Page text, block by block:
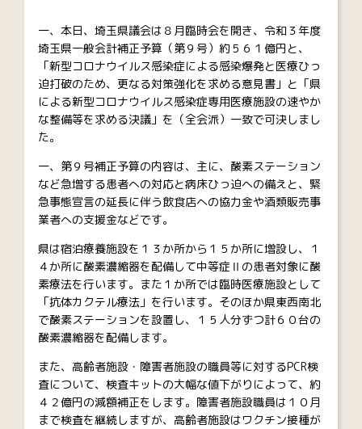
一、本日、埼玉県議会は８月臨時会を開き、令和３年度
埼玉県一般会計補正予算（第９号）約５６１億円と、
「新型コロナウイルス感染症による感染爆発と医療ひっ
迫打破のため、更なる対策強化を求める意見書」と「県
による新型コロナウイルス感染症専用医療施設の速やか
な整備等を求める決議」を（全会派）一致で可決しまし
た。
一、第９号補正予算の内容は、主に、酸素ステーション
など急増する患者への対応と病床ひっ迫への備えと、緊
急事態宣言の延長に伴う飲食店への協力金や酒類販売事
業者への支援金などです。
県は宿泊療養施設を１３か所から１５か所に増設し、１
４か所に酸素濃縮器を配備して中等症Ⅱの患者対象に酸
素療法を行います。また１か所では臨時医療施設として
「抗体カクテル療法」を行います。そのほか県東西南北
で酸素ステーションを設置し、１５人分ずつ計６０台の
酸素濃縮器を配備します。
また、高齢者施設・障害者施設の職員等に対するPCR検
査について、検査キットの大幅な値下がりによって、約
４２億円の減額補正をします。障害者施設職員は１０月
まで検査を継続しますが、高齢者施設はワクチン接種が